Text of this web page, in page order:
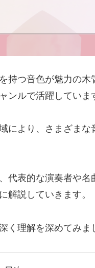
持つ音色が魅力の木
ンルで活躍していま
により、さまざま
代表的な演奏者や
解説していきます。
く理解を深めてみま